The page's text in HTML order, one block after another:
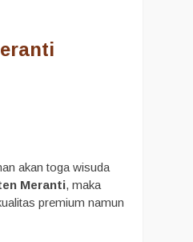
akan toga wisuda
Meranti, maka
premium namun